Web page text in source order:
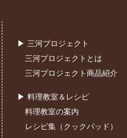
▶ 三河プロジェクト
三河プロジェクトとは
三河プロジェクト商品紹介
▶ 料理教室＆レシピ
料理教室の案内
レシピ集（クックパッド）